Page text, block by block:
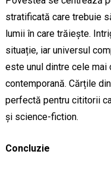
stratificată care trebuie
lumii în care trăiește.
situație, iar universul
este unul dintre cele mai
contemporană. Cărțile
perfectă pentru cititorii
și science-fiction.
Concluzie